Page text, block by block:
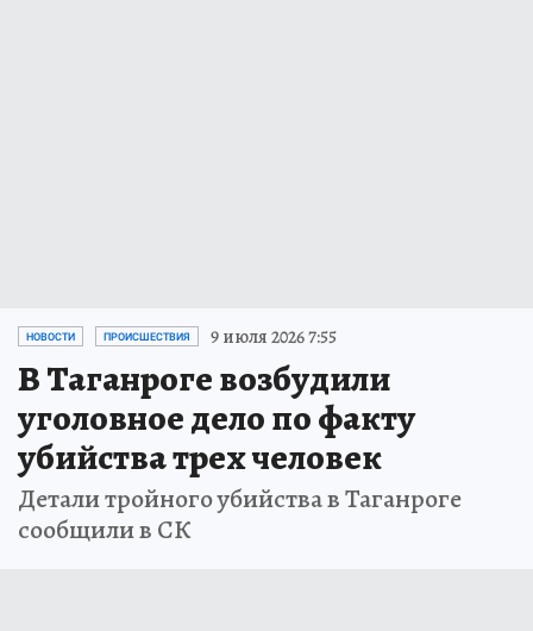
НОВОСТИ ПРОИСШЕСТВИЯ 9 июля 2026 7:55
В Таганроге возбудили
уголовное дело по факту
убийства трех человек
Детали тройного убийства в Таганроге
сообщили в СК